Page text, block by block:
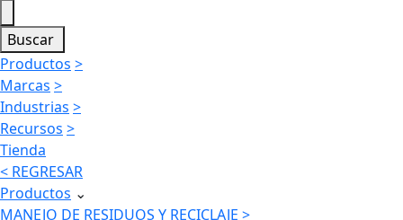
Buscar
Productos >
Marcas >
Industrias >
Recursos >
Tienda
< REGRESAR
Productos ⌄
MANEJO DE RESIDUOS Y RECICLAJE >